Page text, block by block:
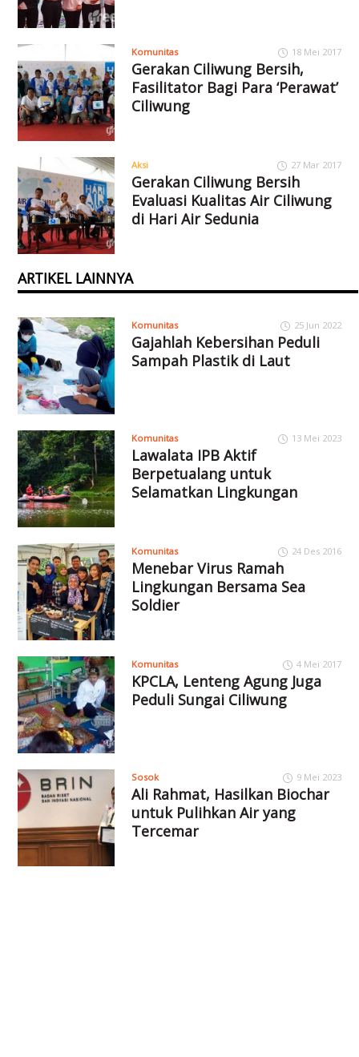
Komunitas 18 Mei 2017
Gerakan Ciliwung Bersih,
Fasilitator Bagi Para ‘Perawat’
Ciliwung
Aksi 27 Mar 2017
Gerakan Ciliwung Bersih
Evaluasi Kualitas Air Ciliwung
di Hari Air Sedunia
ARTIKEL LAINNYA
Komunitas 25 Jun 2022
Gajahlah Kebersihan Peduli
Sampah Plastik di Laut
Komunitas 13 Mei 2023
Lawalata IPB Aktif
Berpetualang untuk
Selamatkan Lingkungan
Komunitas 24 Des 2016
Menebar Virus Ramah
Lingkungan Bersama Sea
Soldier
Komunitas 4 Mei 2017
KPCLA, Lenteng Agung Juga
Peduli Sungai Ciliwung
Sosok 9 Mei 2023
Ali Rahmat, Hasilkan Biochar
untuk Pulihkan Air yang
Tercemar